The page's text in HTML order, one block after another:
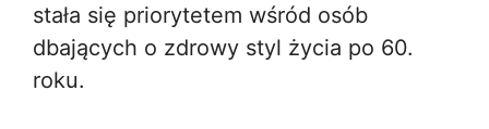
stała się priorytetem wśród osób
dbających o zdrowy styl życia po 60.
roku.